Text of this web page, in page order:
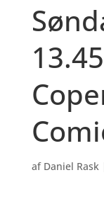
af Daniel Rask